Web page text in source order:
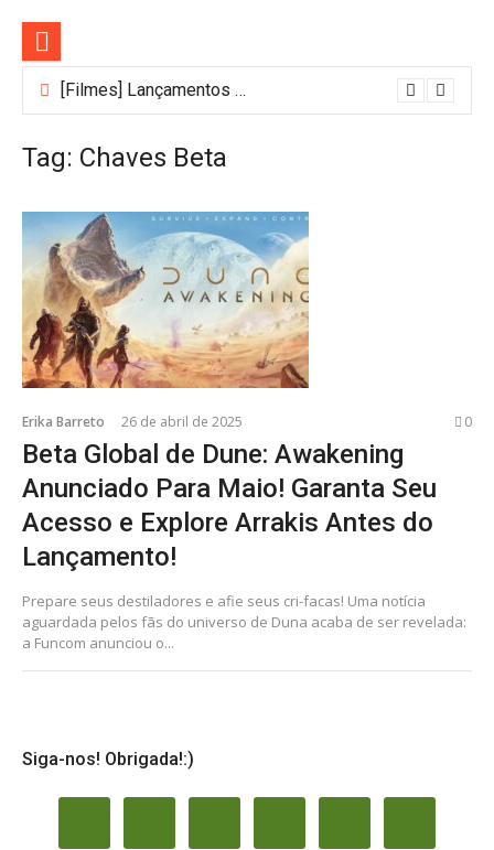
conteúdo
[Filmes] Lançamentos de agosto no Adrenalina Pura+ trazem ação e suspense
Tag: Chaves Beta
Erika Barreto 26 de abril de 2025 0
Beta Global de Dune: Awakening
Anunciado Para Maio! Garanta Seu
Acesso e Explore Arrakis Antes do
Lançamento!
Prepare seus destiladores e afie seus cri-facas! Uma notícia
aguardada pelos fãs do universo de Duna acaba de ser revelada:
a Funcom anunciou o...
Siga-nos! Obrigada!:)